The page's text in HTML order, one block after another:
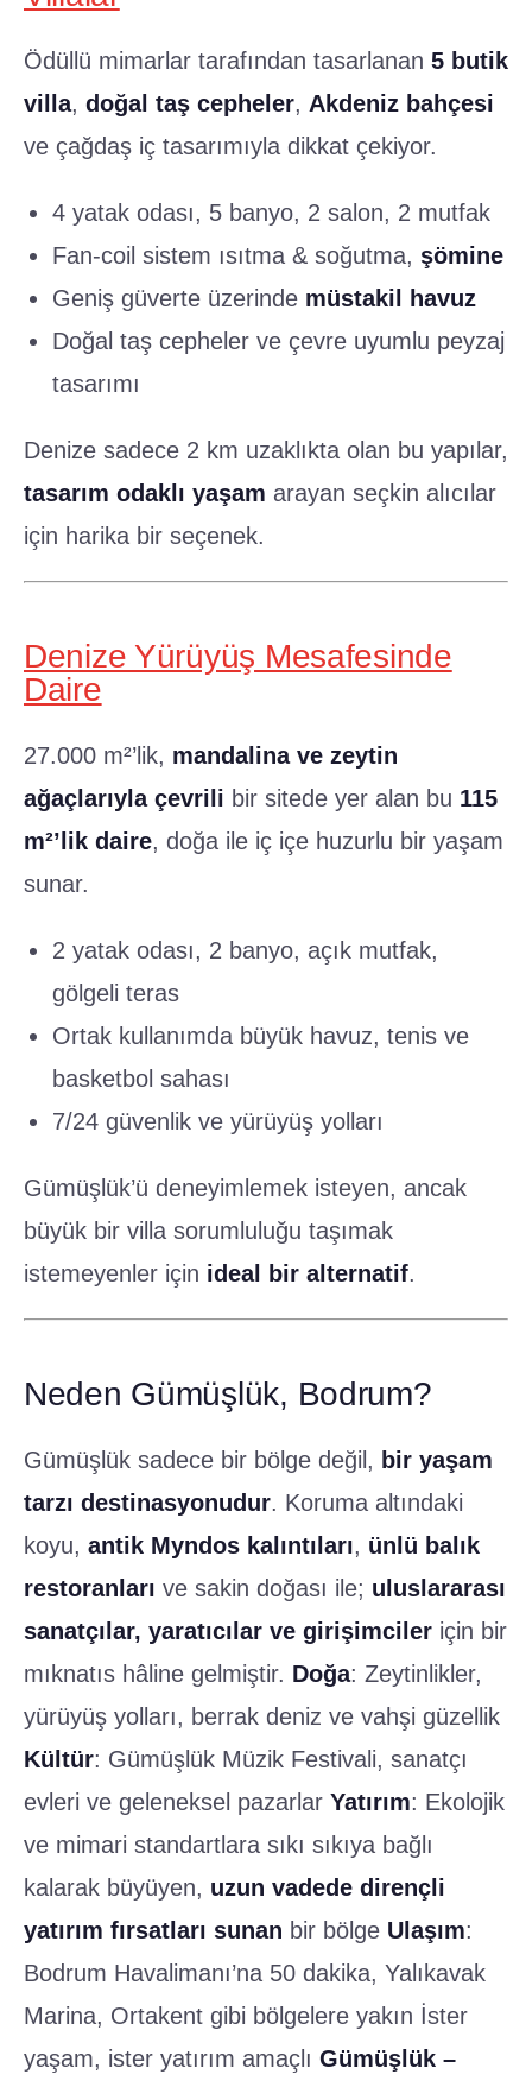
Ödüllü mimarlar tarafından tasarlanan 5 butik
villa, doğal taş cepheler, Akdeniz bahçesi
ve çağdaş iç tasarımıyla dikkat çekiyor.
4 yatak odası, 5 banyo, 2 salon, 2 mutfak
Fan-coil sistem ısıtma & soğutma, şömine
Geniş güverte üzerinde müstakil havuz
Doğal taş cepheler ve çevre uyumlu peyzaj
tasarımı
Denize sadece 2 km uzaklıkta olan bu yapılar,
tasarım odaklı yaşam arayan seçkin alıcılar
için harika bir seçenek.
Denize Yürüyüş Mesafesinde
Daire
27.000 m²’lik, mandalina ve zeytin
ağaçlarıyla çevrili bir sitede yer alan bu 115
m²’lik daire, doğa ile iç içe huzurlu bir yaşam
sunar.
2 yatak odası, 2 banyo, açık mutfak,
gölgeli teras
Ortak kullanımda büyük havuz, tenis ve
basketbol sahası
7/24 güvenlik ve yürüyüş yolları
Gümüşlük’ü deneyimlemek isteyen, ancak
büyük bir villa sorumluluğu taşımak
istemeyenler için ideal bir alternatif.
Neden Gümüşlük, Bodrum?
Gümüşlük sadece bir bölge değil, bir yaşam
tarzı destinasyonudur. Koruma altındaki
koyu, antik Myndos kalıntıları, ünlü balık
restoranları ve sakin doğası ile; uluslararası
sanatçılar, yaratıcılar ve girişimciler için bir
mıknatıs hâline gelmiştir. Doğa: Zeytinlikler,
yürüyüş yolları, berrak deniz ve vahşi güzellik
Kültür: Gümüşlük Müzik Festivali, sanatçı
evleri ve geleneksel pazarlar Yatırım: Ekolojik
ve mimari standartlara sıkı sıkıya bağlı
kalarak büyüyen, uzun vadede dirençli
yatırım fırsatları sunan bir bölge Ulaşım:
Bodrum Havalimanı’na 50 dakika, Yalıkavak
Marina, Ortakent gibi bölgelere yakın İster
yaşam, ister yatırım amaçlı Gümüşlük –